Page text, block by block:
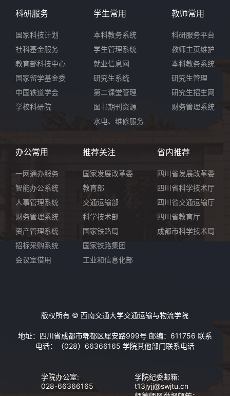
科研服务
国家科技计划
社科基金服务
教育部科技中心
国家留学基金委
中国铁道学会
学校科研院
学生常用
本科教务系统
学生管理系统
就业信息网
研究生系统
第二课堂管理
图书期刊资源
水电、维修服务
教师常用
科研服务平台
教师主页维护
本科教务系统
研究生管理
研究生招生网
财务管理系统
办公常用
一网通办服务
智能办公系统
人事管理系统
财务管理系统
资产管理系统
招标采购系统
会议室借用
推荐关注
国家发展改革委
教育部
交通运输部
科学技术部
国家铁路局
国家铁路集团
工业和信息化部
省内推荐
四川省发展改革委
四川省科学技术厅
四川省交通运输厅
四川省教育厅
成都市科学技术局
版权所有 © 西南交通大学交通运输与物流学院
地址：四川省成都市郫都区犀安路999号 邮编：611756 联系
电话：（028）66366165 学院其他部门联系电话
学院办公室:
028-66366165
学院纪委邮箱:
t13jyjj@swjtu.cn